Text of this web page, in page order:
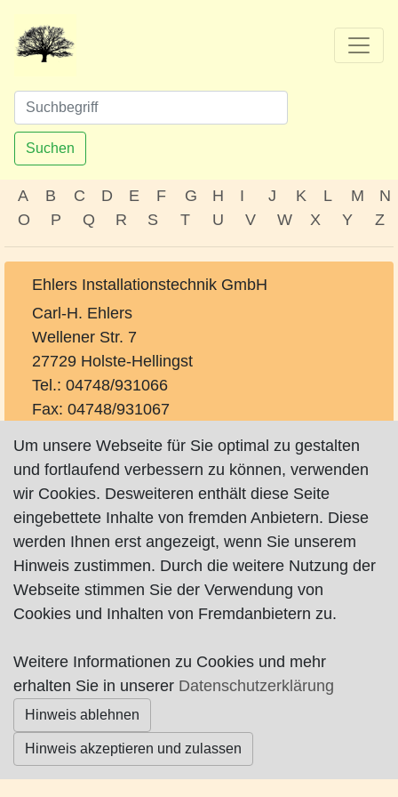
Suchen
A B C D E F G H I J K L M
N
O
P Q R S T U V W X Y Z
Ehlers Installationstechnik GmbH
Carl-H. Ehlers
Wellener Str. 7
27729 Holste-Hellingst
Tel.: 04748/931066
Fax: 04748/931067
Impressum|Datenschutz| AGB
© Worpswede24 2015-2026
Um unsere Webseite für Sie optimal zu gestalten
und fortlaufend verbessern zu können, verwenden
wir Cookies. Desweiteren enthält diese Seite
eingebettete Inhalte von fremden Anbietern. Diese
werden Ihnen erst angezeigt, wenn Sie unserem
Hinweis zustimmen. Durch die weitere Nutzung der
Webseite stimmen Sie der Verwendung von
Cookies und Inhalten von Fremdanbietern zu.
Weitere Informationen zu Cookies und mehr
erhalten Sie in unserer Datenschutzerklärung
Hinweis ablehnen
Hinweis akzeptieren und zulassen